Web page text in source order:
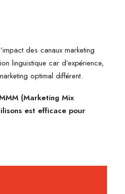
des canaux marketing
linguistique car d’expérience,
optimal différent.
(Marketing Mix
est efficace pour